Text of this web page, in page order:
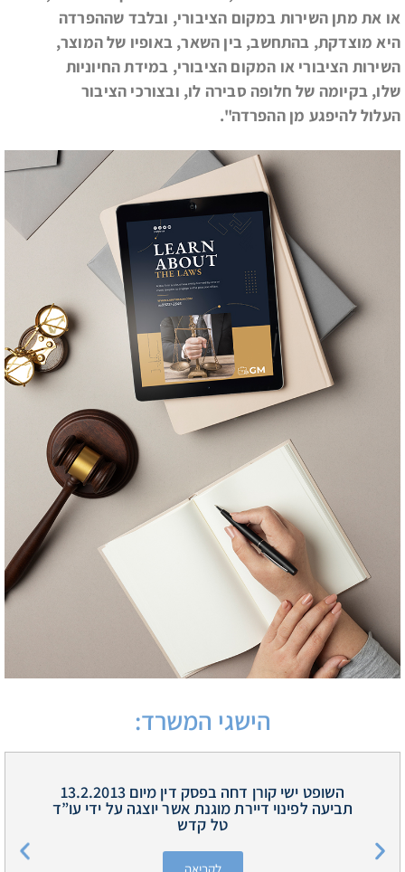
או את מתן השירות במקום הציבורי, ובלבד שההפרדה
היא מוצדקת, בהתחשב, בין השאר, באופיו של המוצר,
השירות הציבורי או המקום הציבורי, במידת החיוניות
שלו, בקיומה של חלופה סבירה לו, ובצורכי הציבור
העלול להיפגע מן ההפרדה".
הישגי המשרד:
השופט ישי קורן דחה בפסק דין מיום 13.2.2013
תביעה לפינוי דיירת מוגנת אשר יוצגה על ידי עו”ד
טל קדש
לקריאה